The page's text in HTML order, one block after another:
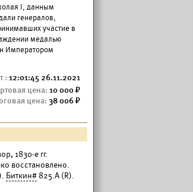
I, данным
генералов,
участие в
медалью
Императором
12:01:45 26.11.2021
10 000
38 006
1830-е гг.
восстановлено.
Биткин# 825.А (R).